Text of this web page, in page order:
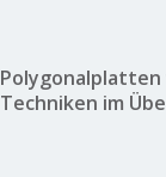
Polygonalplatten
Techniken im